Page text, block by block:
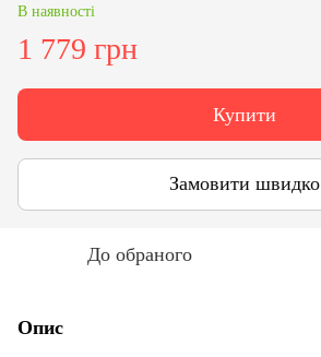
В наявності
1 779 грн
Купити
Замовити швидко
До обраного
Опис